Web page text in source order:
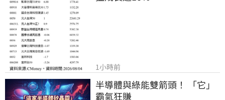
1小時前
半導體與綠能雙箭頭！ 「它」
霸氣狂賺